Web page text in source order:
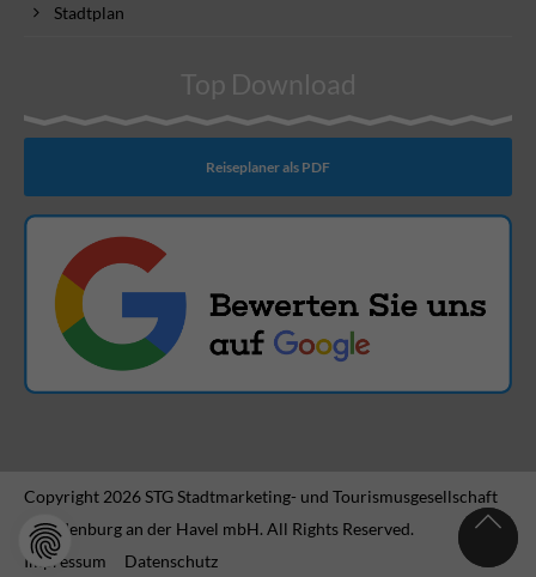
Stadtplan
Top Download
Reiseplaner als PDF
Copyright 2026 STG Stadtmarketing- und Tourismusgesellschaft
Brandenburg an der Havel mbH. All Rights Reserved.
Impressum
Datenschutz